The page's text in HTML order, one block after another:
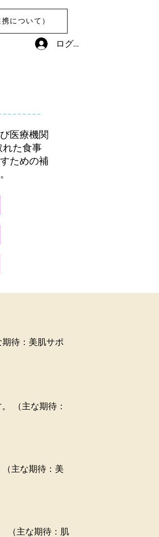
について）
ログイン
医療機関
れた食事
ための補
待：美肌サポ
（主な期待：
主な期待：美
（主な期待：肌